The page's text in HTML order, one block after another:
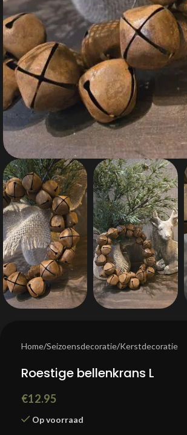
Home/Seizoensdecoratie/Kerstdecoratie
Roestige bellenkrans L
€12.95
Op voorraad